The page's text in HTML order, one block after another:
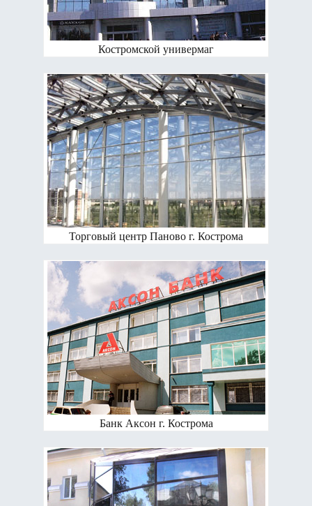
Костромской универмаг
Торговый центр Паново г. Кострома
Банк Аксон г. Кострома